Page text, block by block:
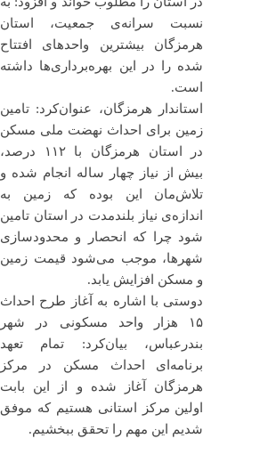
نسبت سرانه‌ی جمعیت، استان
هرمزگان بیشترین واحدهای افتتاح
شده را در این بهره‌برداری‌ها داشته
است.
استاندار هرمزگان، عنوان‌کرد: تامین
زمین برای احداث نهضت ملی مسکن
در استان هرمزگان با ۱۱۲ درصد،
بیش از نیاز چهار ساله انجام شده و
تلاش‌مان این بوده که زمین به
اندازه‌ی نیاز بلندمدت در استان تامین
شود چرا که انحصار و محدود‌سازی
شهرها، موجب می‌شود قیمت زمین
و مسکن افزایش یابد.
دوستی با اشاره به آغاز طرح احداث
۱۵ هزار واحد مسکونی در شهر
بندرعباس، بیان‌کرد: تمام تعهد
برنامه‌ای احداث مسکن در مرکز
هرمزگان آغاز شده و از این بابت
اولین مرکز استانی هستیم که موفق
شدیم این مهم را تحقق ببخشیم.